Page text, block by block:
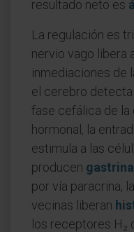
resultado neto es
La regulación es
nervio vago libera
inmediaciones de
el cerebro
fase cefálica de
hormonal, la
estimula a las
producen gastrina
por vía paracrina,
vecinas liberan
los receptores H₂